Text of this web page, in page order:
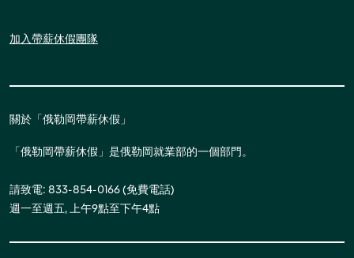
關於「俄勒岡帶薪休假」
「俄勒岡帶薪休假」是俄勒岡就業部的一個部門。
請致電: 833-854-0166 (免費電話)
週一至週五, 上午9點至下午4點
加入帶薪休假團隊